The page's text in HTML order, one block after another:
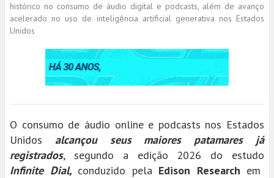
histórico no consumo de áudio digital e podcasts, além de avanço
acelerado no uso de inteligência artificial generativa nos Estados
Unidos
O consumo de áudio online e podcasts nos Estados
Unidos alcançou seus maiores patamares já
registrados, segundo a edição 2026 do estudo
Infinite Dial, conduzido pelaEdison Research em